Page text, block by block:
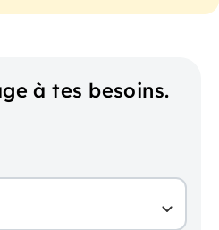
à tes besoins.